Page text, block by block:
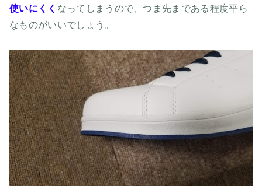
使いにくく なってしまうので、つま先まである程度平ら
なものがいいでしょう。